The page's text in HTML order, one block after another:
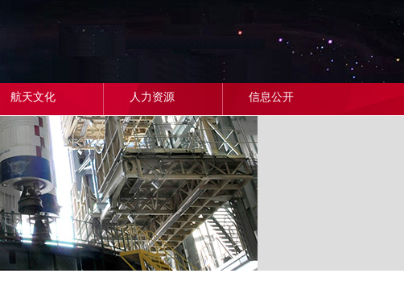
航天文化 人力资源 信息公开